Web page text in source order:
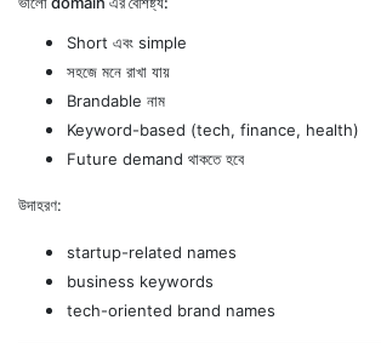
Short এবং simple
সহজে মনে রাখা যায়
Brandable নাম
Keyword-based (tech, finance, health)
Future demand থাকতে হবে
উদাহরণ:
startup-related names
business keywords
tech-oriented brand names